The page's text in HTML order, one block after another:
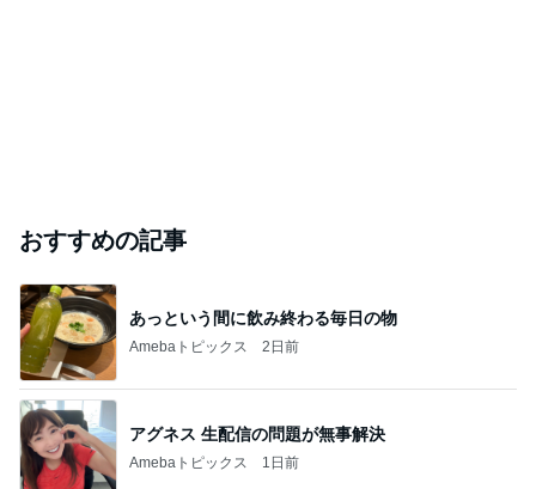
おすすめの記事
あっという間に飲み終わる毎日の物
Amebaトピックス 2日前
アグネス 生配信の問題が無事解決
Amebaトピックス 1日前